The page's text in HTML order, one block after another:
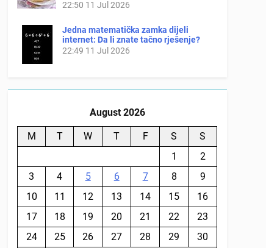
22:50 11 Jul 2026
Jedna matematička zamka dijeli
internet: Da li znate tačno rješenje?
22:49 11 Jul 2026
August 2026
M T W T F S
S
1
2
3
4 5 6 7 8
9
10
11 12 13 14 15
16
17
18 19 20 21 22
23
24
25 26 27 28 29 30